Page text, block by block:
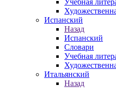
Учебная
Испанский
Назад
Испанский
Словари
Учебная
Итальянский
Назад